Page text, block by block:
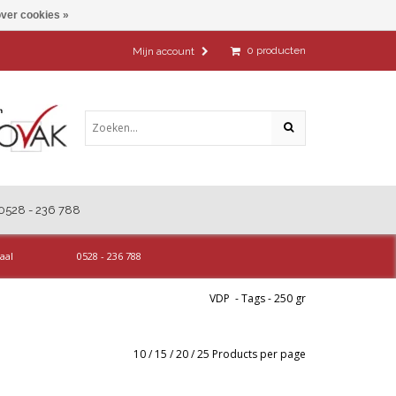
0 producten
Mijn account
- 236 788
0528 - 236 788
VDP -Tags-250 gr
10/15 /20/25 Products per page
cookies »